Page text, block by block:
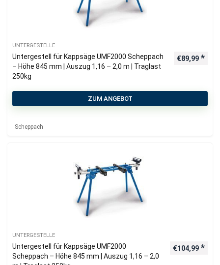
UNTERGESTELLE
Untergestell für Kappsäge UMF2000 Scheppach
– Höhe 845 mm | Auszug 1,16 – 2,0 m | Traglast
250kg
€89,99
ZUM ANGEBOT
Scheppach
UNTERGESTELLE
Untergestell für Kappsäge UMF2000
Scheppach – Höhe 845 mm | Auszug 1,16 – 2,0
€104,99